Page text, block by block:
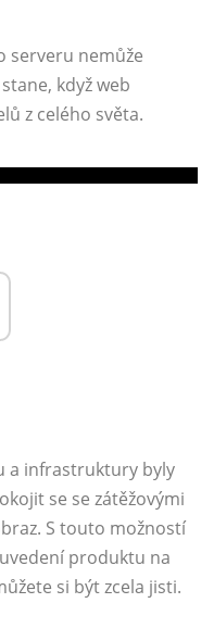
serveru nemůže
když web
z celého světa.
a infrastruktury byly
se se zátěžovými
S touto možností
produktu na
si být zcela jisti.